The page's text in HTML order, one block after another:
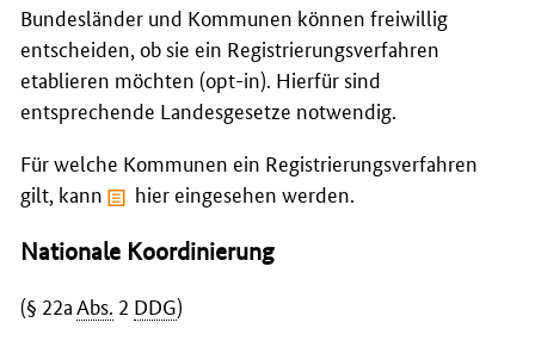
Bundesländer und Kommunen können freiwillig
entscheiden, ob sie ein Registrierungsverfahren
etablieren möchten (opt-in). Hierfür sind
entsprechende Landesgesetze notwendig.
Für welche Kommunen ein Registrierungsverfahren
gilt, kann
hier eingesehen werden.
Nationale Koordinierung
(§ 22a Abs. 2 DDG)